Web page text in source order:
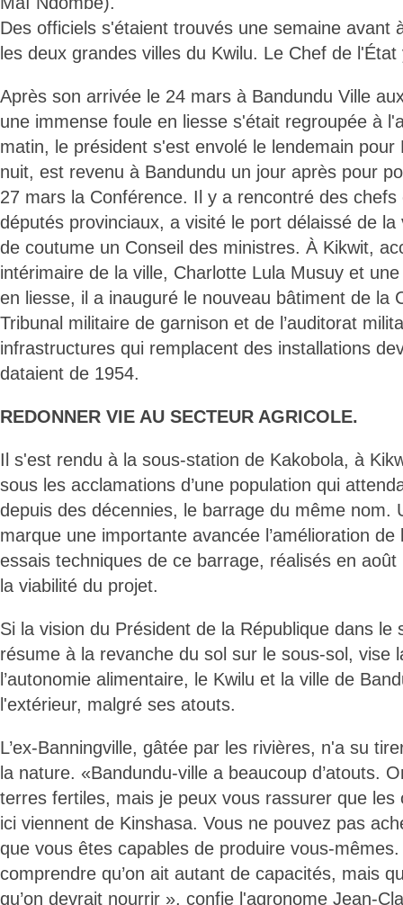
Des officiels s'étaient trouvés une semaine avant
les deux grandes villes du Kwilu. Le Chef de
Après son arrivée le 24 mars à Bandundu Ville
une immense foule en liesse s'était regroupée à
matin, le président s'est envolé le lendemain pour
nuit, est revenu à Bandundu un jour après pour
27 mars la Conférence. Il y a rencontré des
députés provinciaux, a visité le port délaissé de
de coutume un Conseil des ministres. À Kikwit,
intérimaire de la ville, Charlotte Lula Musuy et
en liesse, il a inauguré le nouveau bâtiment de la
Tribunal militaire de garnison et de l’auditorat
infrastructures qui remplacent des installations
dataient de 1954.
REDONNER VIE AU SECTEUR AGRICOLE.
Il s'est rendu à la sous-station de Kakobola, à
sous les acclamations d’une population qui
depuis des décennies, le barrage du même nom.
marque une importante avancée l’amélioration de
essais techniques de ce barrage, réalisés en
la viabilité du projet.
Si la vision du Président de la République dans le
résume à la revanche du sol sur le sous-sol, vise
l’autonomie alimentaire, le Kwilu et la ville de
l'extérieur, malgré ses atouts.
L’ex-Banningville, gâtée par les rivières, n'a su
la nature. «Bandundu-ville a beaucoup d’atouts.
terres fertiles, mais je peux vous rassurer que
ici viennent de Kinshasa. Vous ne pouvez pas
que vous êtes capables de produire vous-
comprendre qu’on ait autant de capacités, mais
qu’on devrait nourrir », confie l'agronome Jean-